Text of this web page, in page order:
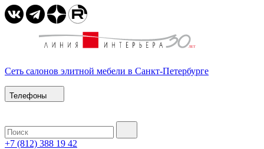
Сеть салонов элитной мебели в Санкт-Петербурге
Телефоны
+7 (812) 388 19 42